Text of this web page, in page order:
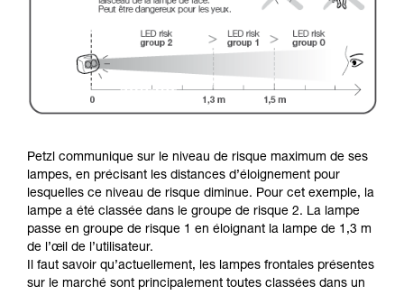
Petzl communique sur le niveau de risque maximum de ses
lampes, en précisant les distances d’éloignement pour
lesquelles ce niveau de risque diminue. Pour cet exemple, la
lampe a été classée dans le groupe de risque 2. La lampe
passe en groupe de risque 1 en éloignant la lampe de 1,3 m
de l’œil de l’utilisateur.
Il faut savoir qu’actuellement, les lampes frontales présentes
sur le marché sont principalement toutes classées dans un